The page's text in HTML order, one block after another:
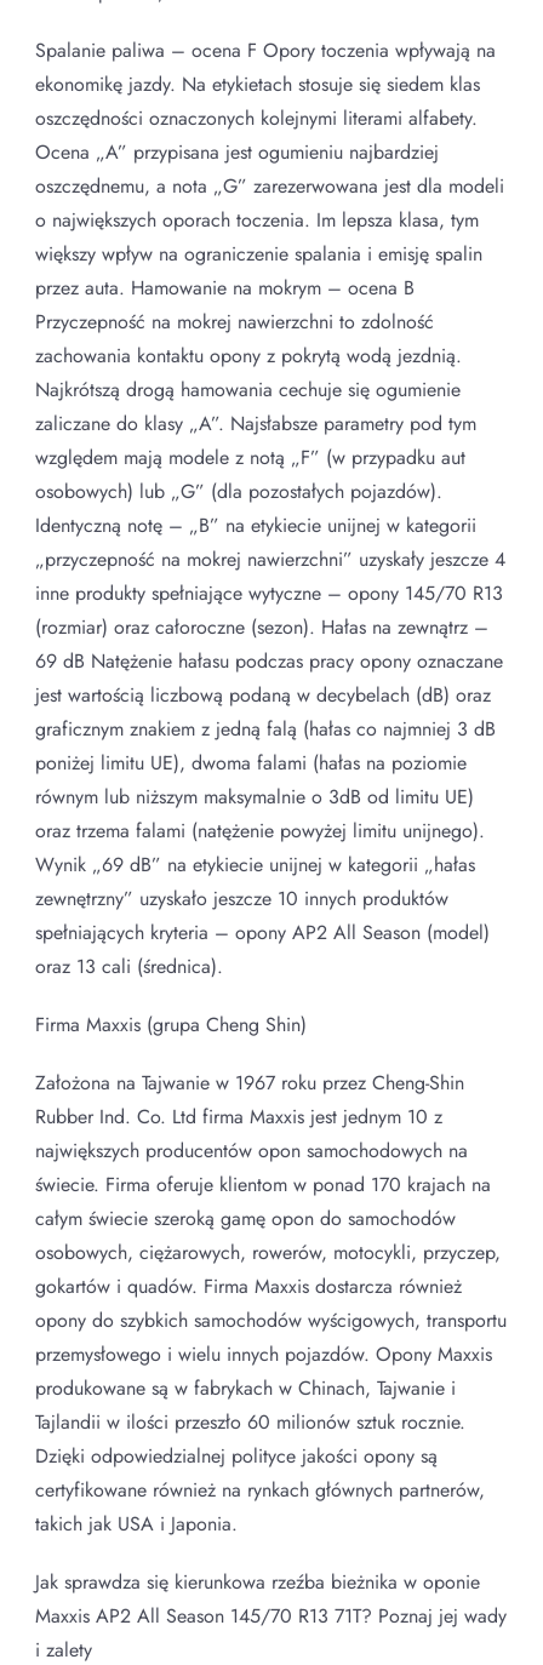
Spalanie paliwa – ocena F Opory toczenia wpływają na
ekonomikę jazdy. Na etykietach stosuje się siedem klas
oszczędności oznaczonych kolejnymi literami alfabety.
Ocena „A” przypisana jest ogumieniu najbardziej
oszczędnemu, a nota „G” zarezerwowana jest dla modeli
o największych oporach toczenia. Im lepsza klasa, tym
większy wpływ na ograniczenie spalania i emisję spalin
przez auta. Hamowanie na mokrym – ocena B
Przyczepność na mokrej nawierzchni to zdolność
zachowania kontaktu opony z pokrytą wodą jezdnią.
Najkrótszą drogą hamowania cechuje się ogumienie
zaliczane do klasy „A”. Najsłabsze parametry pod tym
względem mają modele z notą „F” (w przypadku aut
osobowych) lub „G” (dla pozostałych pojazdów).
Identyczną notę – „B” na etykiecie unijnej w kategorii
„przyczepność na mokrej nawierzchni” uzyskały jeszcze 4
inne produkty spełniające wytyczne – opony 145/70 R13
(rozmiar) oraz całoroczne (sezon). Hałas na zewnątrz –
69 dB Natężenie hałasu podczas pracy opony oznaczane
jest wartością liczbową podaną w decybelach (dB) oraz
graficznym znakiem z jedną falą (hałas co najmniej 3 dB
poniżej limitu UE), dwoma falami (hałas na poziomie
równym lub niższym maksymalnie o 3dB od limitu UE)
oraz trzema falami (natężenie powyżej limitu unijnego).
Wynik „69 dB” na etykiecie unijnej w kategorii „hałas
zewnętrzny” uzyskało jeszcze 10 innych produktów
spełniających kryteria – opony AP2 All Season (model)
oraz 13 cali (średnica).
Firma Maxxis (grupa Cheng Shin)
Założona na Tajwanie w 1967 roku przez Cheng-Shin
Rubber Ind. Co. Ltd firma Maxxis jest jednym 10 z
największych producentów opon samochodowych na
świecie. Firma oferuje klientom w ponad 170 krajach na
całym świecie szeroką gamę opon do samochodów
osobowych, ciężarowych, rowerów, motocykli, przyczep,
gokartów i quadów. Firma Maxxis dostarcza również
opony do szybkich samochodów wyścigowych, transportu
przemysłowego i wielu innych pojazdów. Opony Maxxis
produkowane są w fabrykach w Chinach, Tajwanie i
Tajlandii w ilości przeszło 60 milionów sztuk rocznie.
Dzięki odpowiedzialnej polityce jakości opony są
certyfikowane również na rynkach głównych partnerów,
takich jak USA i Japonia.
Jak sprawdza się kierunkowa rzeźba bieżnika w oponie
Maxxis AP2 All Season 145/70 R13 71T? Poznaj jej wady
i zalety